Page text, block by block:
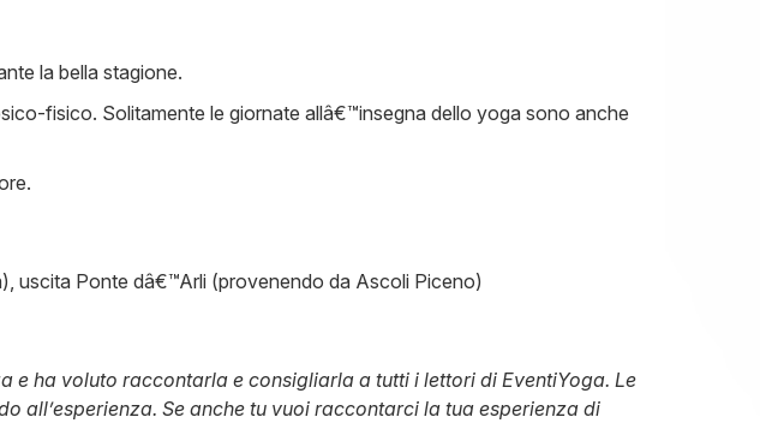
la bella stagione.
fisico. Solitamente le giornate allâ€™insegna dello yoga sono anche
uscita Ponte dâ€™Arli (provenendo da Ascoli Piceno)
e ha voluto raccontarla e consigliarla a tutti i lettori di EventiYoga. Le
all’esperienza. Se anche tu vuoi raccontarci la tua esperienza di